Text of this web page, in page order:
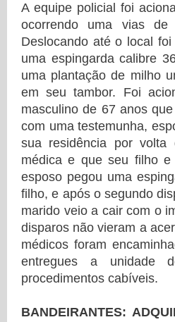
A equipe policial foi
ocorrendo uma vias
Deslocando até o local
uma espingarda calibre
uma plantação de milho
em seu tambor. Foi
masculino de 67 anos
com uma testemunha,
sua residência por volta
médica e que seu filho
esposo pegou uma
filho, e após o segundo
marido veio a cair com o
disparos não vieram a
médicos foram
entregues a unidade
procedimentos cabíveis.
BANDEIRANTES: